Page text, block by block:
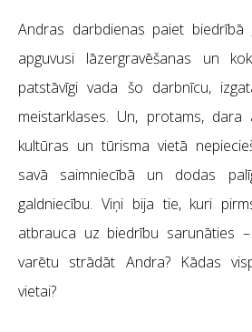
Andras darbdienas paiet biedrībā
apguvusi lāzergravēšanas un
patstāvīgi vada šo darbnīcu,
meistarklases. Un, protams,
kultūras un tūrisma vietā
savā saimniecībā un dodas
galdniecību. Viņi bija tie, kuri
atbrauca uz biedrību sarunāties
varētu strādāt Andra? Kādas
vietai?